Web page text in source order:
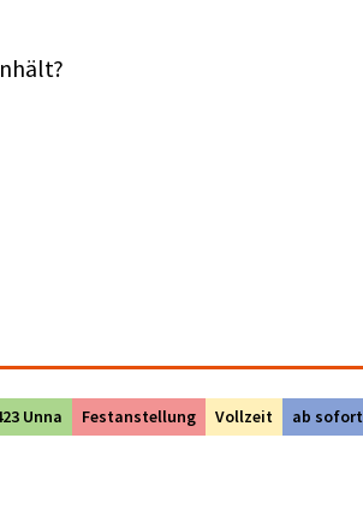
Unna Festanstellung Vollzeit ab sofort